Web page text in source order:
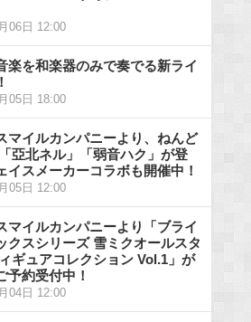
06日 12:00
楽を和楽器のみで奏でる新ライ
05日 18:00
マイルカンパニーより、ねんど
亞北ネル」「弱音ハク」が登
イスメーカーコラボも開催中！
05日 12:00
マイルカンパニーより「ブライ
クスシリーズ 雪ミクオールスタ
ギュアコレクション Vol.1」が
予約受付中！
04日 12:00